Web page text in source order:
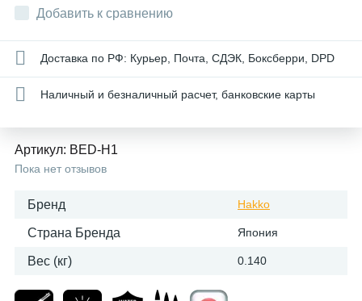
Добавить к сравнению
Доставка по РФ: Курьер, Почта, СДЭК, Боксберри, DPD
Наличный и безналичный расчет, банковские карты
Артикул: BED-H1
Пока нет отзывов
Бренд Hakko
Страна Бренда Япония
Вес (кг) 0.140